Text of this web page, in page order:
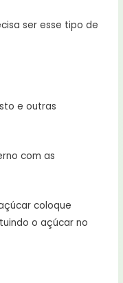
ser esse tipo de
e outras
com as
coloque
o açúcar no